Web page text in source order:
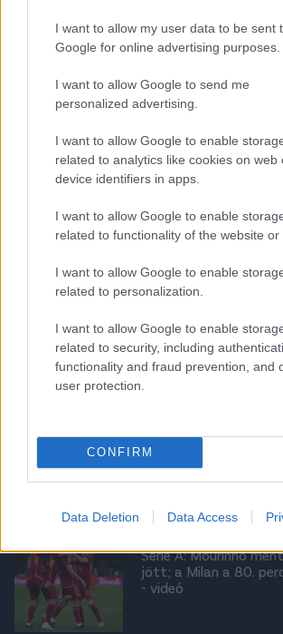
I want to allow my user data to be sent
Google for online advertising purposes.
I want to allow Google to send me
personalized advertising.
I want to allow Google to enable
related to analytics like cookies on web
device identifiers in apps.
I want to allow Google to enable
related to functionality of the website or
I want to allow Google to enable
related to personalization.
I want to allow Google to enable
related to security, including
functionality and fraud prevention, and
user protection.
CONFIRM
Data Deletion Data Access
Serie A: A 96. percben
első győzelme a
ÁTIGAZOLÁSOK
Dárdai Bence olasz
kosarazott ki a
csapat állt
Horror: Összeesett a
meccsen, azonnal
találkozó - videó
Balhé a római derbi
Összeverekedtek a
szurkolói - videó
Serie A: Mourinho
jött; a Milan a 80.
- videó